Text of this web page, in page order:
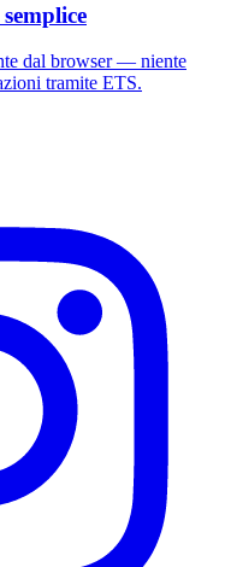
dal browser — niente
tramite ETS.